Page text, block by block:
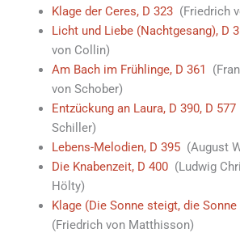
Klage der Ceres, D 323(Friedrich
Licht und Liebe (Nachtgesang), D
von Collin)
Am Bach im Frühlinge, D 361
von Schober)
Entzückung an Laura, D 390, D 577
Schiller)
Lebens-Melodien, D 395(August
Die Knabenzeit, D 400(Ludwig
Hölty)
Klage (Die Sonne steigt, die
(Friedrich von Matthisson)